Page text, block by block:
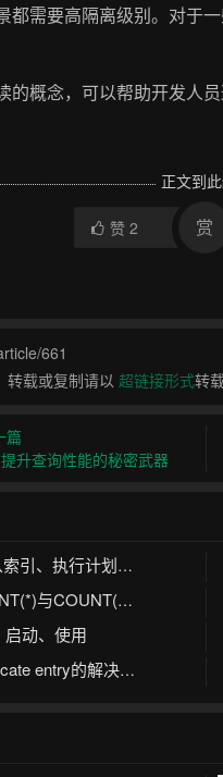
都需要高隔离级别。对于
的概念，可以帮助开发人
正文到
赞2 赏
661
转载或复制请以超链接形式转
篇
升查询性能的秘密武器
划到SQL调优全攻略
名)的核心区别与优化实践
启动、使用
entry的解决方案